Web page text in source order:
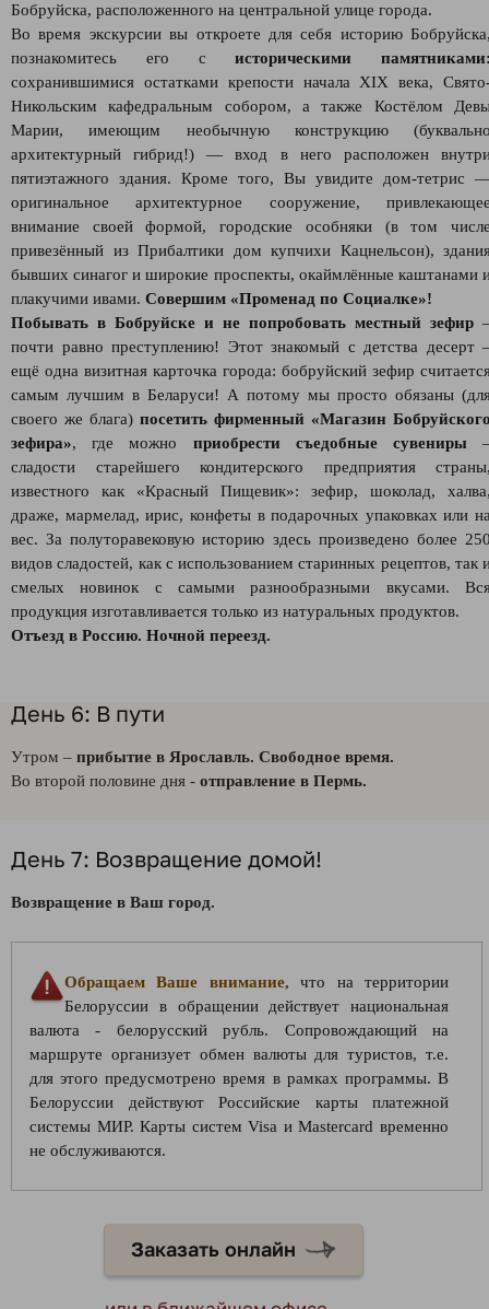
Бобруйска, расположенного на центральной улице города.
Во время экскурсии вы откроете для себя историю
познакомитесь его систорическими
сохранившимися остатками крепости начала XIX века,
Никольским кафедральным собором, а также Костёлом
Марии, имеющим необычную конструкцию
архитектурный гибрид!) — вход в него расположен
пятиэтажного здания. Кроме того, Вы увидите дом-тетрис
оригинальное архитектурное сооружение,
внимание своей формой, городские особняки (в том
привезённый из Прибалтики дом купчихи Кацнельсон),
бывших синагог и широкие проспекты, окаймлённые каштанами
плакучими ивами. Совершим «Променад по Социалке»!
Побывать в Бобруйске и не попробовать местный зефир
почти равно преступлению! Этот знакомый с детства десерт
ещё одна визитная карточка города: бобруйский зефир
самым лучшим в Беларуси! А потому мы просто обязаны
своего же блага) посетить фирменный «Магазин
зефира», где можно приобрести съедобные сувениры
сладости старейшего кондитерского предприятия
известного как «Красный Пищевик»: зефир, шоколад,
драже, мармелад, ирис, конфеты в подарочных упаковках или
вес. За полуторавековую историю здесь произведено более
видов сладостей, как с использованием старинных рецептов, так
смелых новинок с самыми разнообразными вкусами.
продукция изготавливается только из натуральных продуктов.
Отъезд в Россию. Ночной переезд.
День 6: В пути
Утром – прибытие в Ярославль. Свободное время.
Во второй половине дня - отправление в Пермь.
День 7: Возвращение домой!
Возвращение в Ваш город.
Обращаем Ваше внимание, что на территории
Белоруссии в обращении действует национальная
валюта - белорусский рубль. Сопровождающий на
маршруте организует обмен валюты для туристов, т.е.
для этого предусмотрено время в рамках программы. В
Белоруссии действуют Российские карты платежной
системы МИР. Карты систем Visa и Mastercard временно
не обслуживаются.
Заказать онлайн